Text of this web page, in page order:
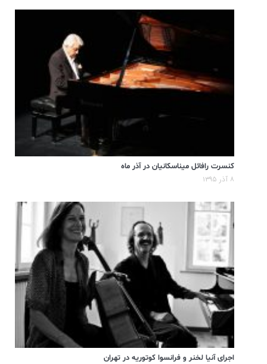
کنسرت رافائل میناسکانیان در آذر ماه
۸ آذر ۱۳۹۵
اجرای آنیا لخنر و فرانسوا کوتوریه در تهران